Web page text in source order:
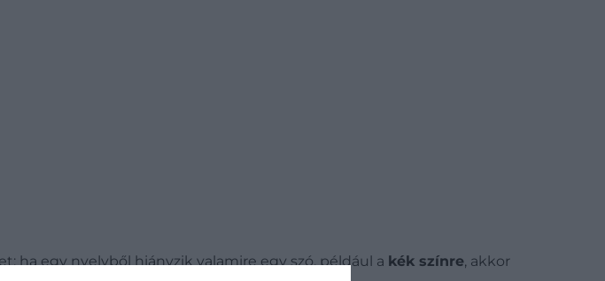
ha egy nyelvből hiányzik valamire egy szó, például a kék színre, akkor